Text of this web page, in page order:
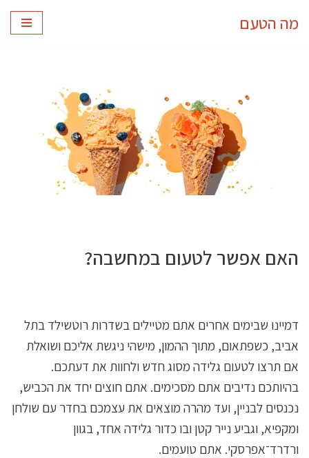
מה הטעם
האם אפשר לטעום במחשבה?
דמיינו שבימים אחרים אתם מטיילים בשדרות רוטשילד בתל
אביב, כשפתאום, מתוך ההמון, מישהי ניגשת אליכם ושואלת
אם תרצו לטעום גלידה מסוג חדש ולחוות את דעתכם.
בהיותכם נדיבים אתם מסכימים. אתם חוצים יחד את הכביש,
נכנסים לבניין, ועד מהרה מוצאים את עצמכם בחדר עם שולחן
ומקפיא, וגביע נייר קטן ובו כדור גלידה אחד, בגוון
ורדרד־אפרסקי. אתם טועמים.